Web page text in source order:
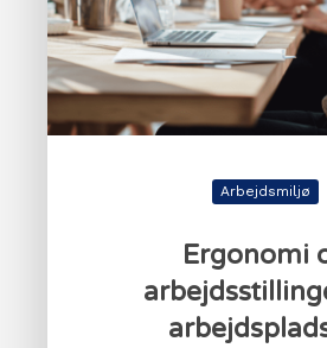
Arbejdsmiljø
Ergonomi